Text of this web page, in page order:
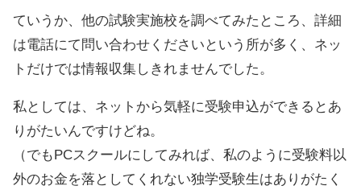
ていうか、他の試験実施校を調べてみたところ、詳細
は電話にて問い合わせくださいという所が多く、ネッ
トだけでは情報収集しきれませんでした。
私としては、ネットから気軽に受験申込ができるとあ
りがたいんですけどね。
（でもPCスクールにしてみれば、私のように受験料以
外のお金を落としてくれない独学受験生はありがたく